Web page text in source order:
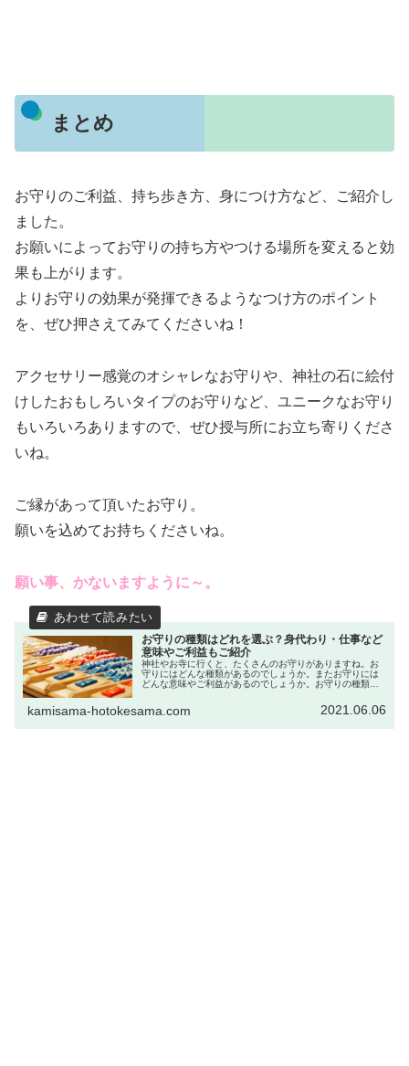
まとめ
お守りのご利益、持ち歩き方、身につけ方など、ご紹介し
ました。
お願いによってお守りの持ち方やつける場所を変えると効
果も上がります。
よりお守りの効果が発揮できるようなつけ方のポイント
を、ぜひ押さえてみてくださいね！
アクセサリー感覚のオシャレなお守りや、神社の石に絵付
けしたおもしろいタイプのお守りなど、ユニークなお守り
もいろいろありますので、ぜひ授与所にお立ち寄りくださ
いね。
ご縁があって頂いたお守り。
願いを込めてお持ちくださいね。
願い事、かないますように～。
お守りの種類はどれを選ぶ？身代わり・仕事など
意味やご利益もご紹介
神社やお寺に行くと、たくさんのお守りがありますね。お
守りにはどんな種類があるのでしょうか。またお守りには
どんな意味やご利益があるのでしょうか。お守りの種類と
kamisama-hotokesama.com 2021.06.06